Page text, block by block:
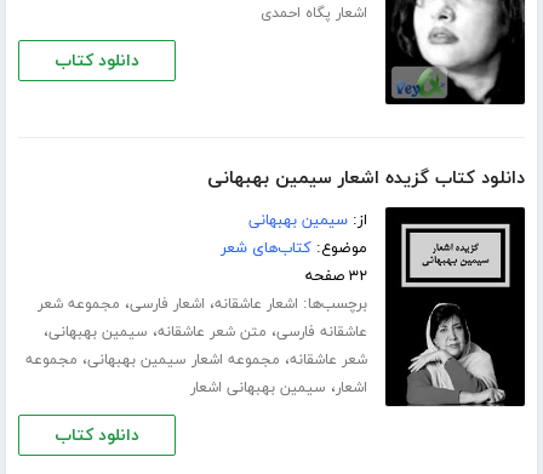
اشعار پگاه احمدی
دانلود کتاب
دانلود کتاب گزیده اشعار سیمین بهبهانی
از:سیمین بهبهانی
موضوع:کتاب‌های شعر
۳۲ صفحه
برچسب‌ها: اشعار عاشقانه، اشعار فارسی، مجموعه شعر
عاشقانه فارسی، متن شعر عاشقانه، سیمین بهبهانی،
شعر عاشقانه، مجموعه اشعار سیمین بهبهانی، مجموعه
اشعار، سیمین بهبهانی اشعار
دانلود کتاب